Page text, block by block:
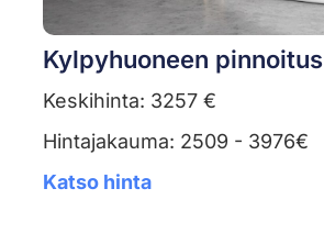
Kylpyhuoneen pinnoitus
Keskihinta: 3257 €
Hintajakauma: 2509 - 3976€
Katso hinta